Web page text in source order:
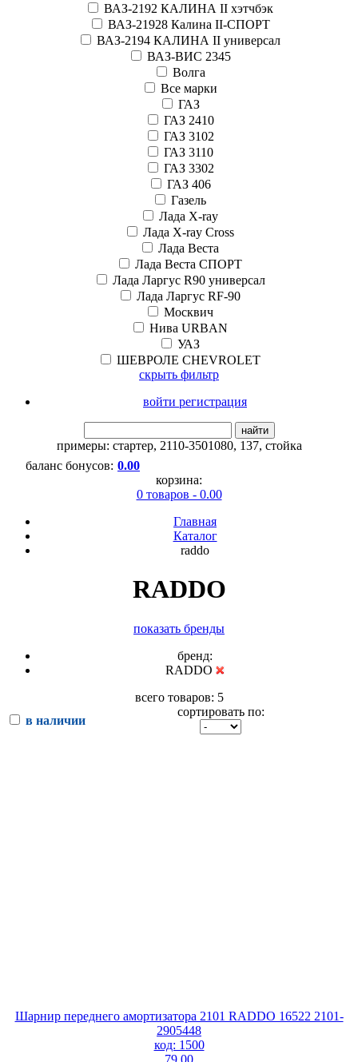
ВАЗ-2192 КАЛИНА II хэтчбэк
ВАЗ-21928 Калина II-СПОРТ
ВАЗ-2194 КАЛИНА II универсал
ВАЗ-ВИС 2345
Волга
Все марки
ГАЗ
ГАЗ 2410
ГАЗ 3102
ГАЗ 3110
ГАЗ 3302
ГАЗ 406
Газель
Лада X-ray
Лада X-ray Cross
Лада Веста
Лада Веста СПОРТ
Лада Ларгус R90 универсал
Лада Ларгус RF-90
Москвич
Нива URBAN
УАЗ
ШЕВРОЛЕ CHEVROLET
скрыть фильтр
войти регистрация
найти
примеры: стартер, 2110-3501080, 137, стойка
баланс бонусов: 0.00
корзина:
0 товаров - 0.00
Главная
Каталог
raddo
RADDO
показать бренды
бренд:
RADDO
всего товаров: 5
в наличии
сортировать по:
Шарнир переднего амортизатора 2101 RADDO 16522 2101-
2905448
код: 1500
79.00